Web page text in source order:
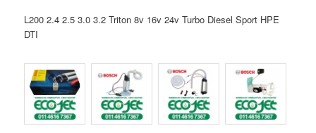
L200 2.4 2.5 3.0 3.2 Triton 8v 16v 24v Turbo Diesel Sport HPE
DTI